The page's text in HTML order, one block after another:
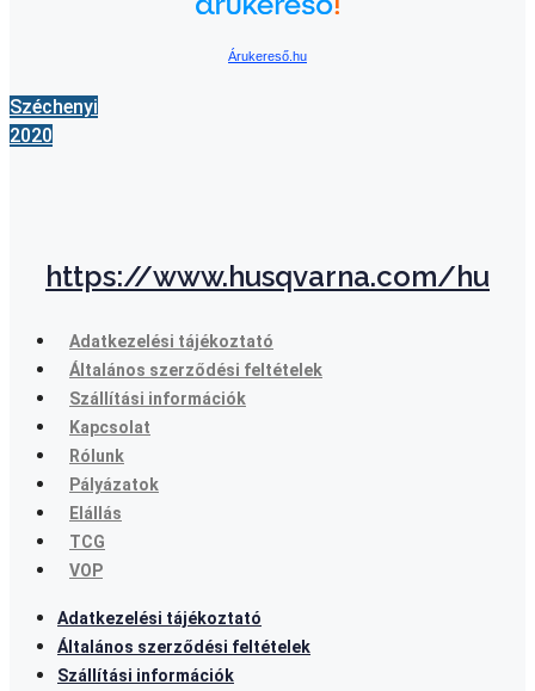
Árukereső.hu
Széchenyi
2020
https://www.husqvarna.com/hu
Adatkezelési tájékoztató
Általános szerződési feltételek
Szállítási információk
Kapcsolat
Rólunk
Pályázatok
Elállás
TCG
VOP
Adatkezelési tájékoztató
Általános szerződési feltételek
Szállítási információk